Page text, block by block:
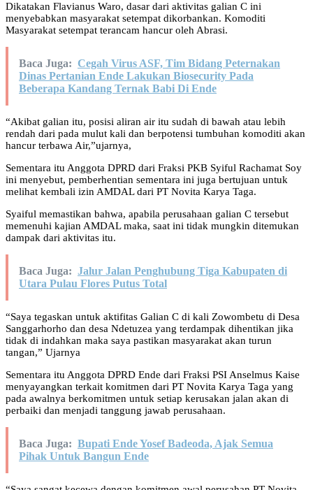
Dikatakan Flavianus Waro, dasar dari aktivitas galian C ini
menyebabkan masyarakat setempat dikorbankan. Komoditi
Masyarakat setempat terancam hancur oleh Abrasi.
Baca Juga: Cegah Virus ASF, Tim Bidang Peternakan
Dinas Pertanian Ende Lakukan Biosecurity Pada
Beberapa Kandang Ternak Babi Di Ende
“Akibat galian itu, posisi aliran air itu sudah di bawah atau lebih
rendah dari pada mulut kali dan berpotensi tumbuhan komoditi akan
hancur terbawa Air,”ujarnya,
Sementara itu Anggota DPRD dari Fraksi PKB Syiful Rachamat Soy
ini menyebut, pemberhentian sementara ini juga bertujuan untuk
melihat kembali izin AMDAL dari PT Novita Karya Taga.
Syaiful memastikan bahwa, apabila perusahaan galian C tersebut
memenuhi kajian AMDAL maka, saat ini tidak mungkin ditemukan
dampak dari aktivitas itu.
Baca Juga: Jalur Jalan Penghubung Tiga Kabupaten di
Utara Pulau Flores Putus Total
“Saya tegaskan untuk aktifitas Galian C di kali Zowombetu di Desa
Sanggarhorho dan desa Ndetuzea yang terdampak dihentikan jika
tidak di indahkan maka saya pastikan masyarakat akan turun
tangan,” Ujarnya
Sementara itu Anggota DPRD Ende dari Fraksi PSI Anselmus Kaise
menyayangkan terkait komitmen dari PT Novita Karya Taga yang
pada awalnya berkomitmen untuk setiap kerusakan jalan akan di
perbaiki dan menjadi tanggung jawab perusahaan.
Baca Juga: Bupati Ende Yosef Badeoda, Ajak Semua
Pihak Untuk Bangun Ende